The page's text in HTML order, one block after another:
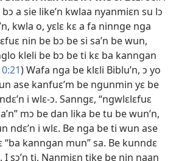
bɔ a sie like’n kwlaa nyanmiɛn su lɔ
kwla o, yɛlɛ kɛ a fa ninnge nga
nin be bɔ be si sa’n be wun,
kleli be bɔ be ti kɛ ba kanngan
) Wafa nga be klɛli Biblu’n, ɔ yo
ase kanfuɛ’m be ngunmin yɛ be
i wlɛ-ɔ. Sanngɛ, “ngwlɛlɛfuɛ
mɔ be dan lika be tu be wun’n,
ndɛ’n i wlɛ. Be nga be ti wun ase
“ba kanngan mun” sa. Be kunndɛ
I sɔ’n ti, Ɲanmiɛn tike be ɲin naan